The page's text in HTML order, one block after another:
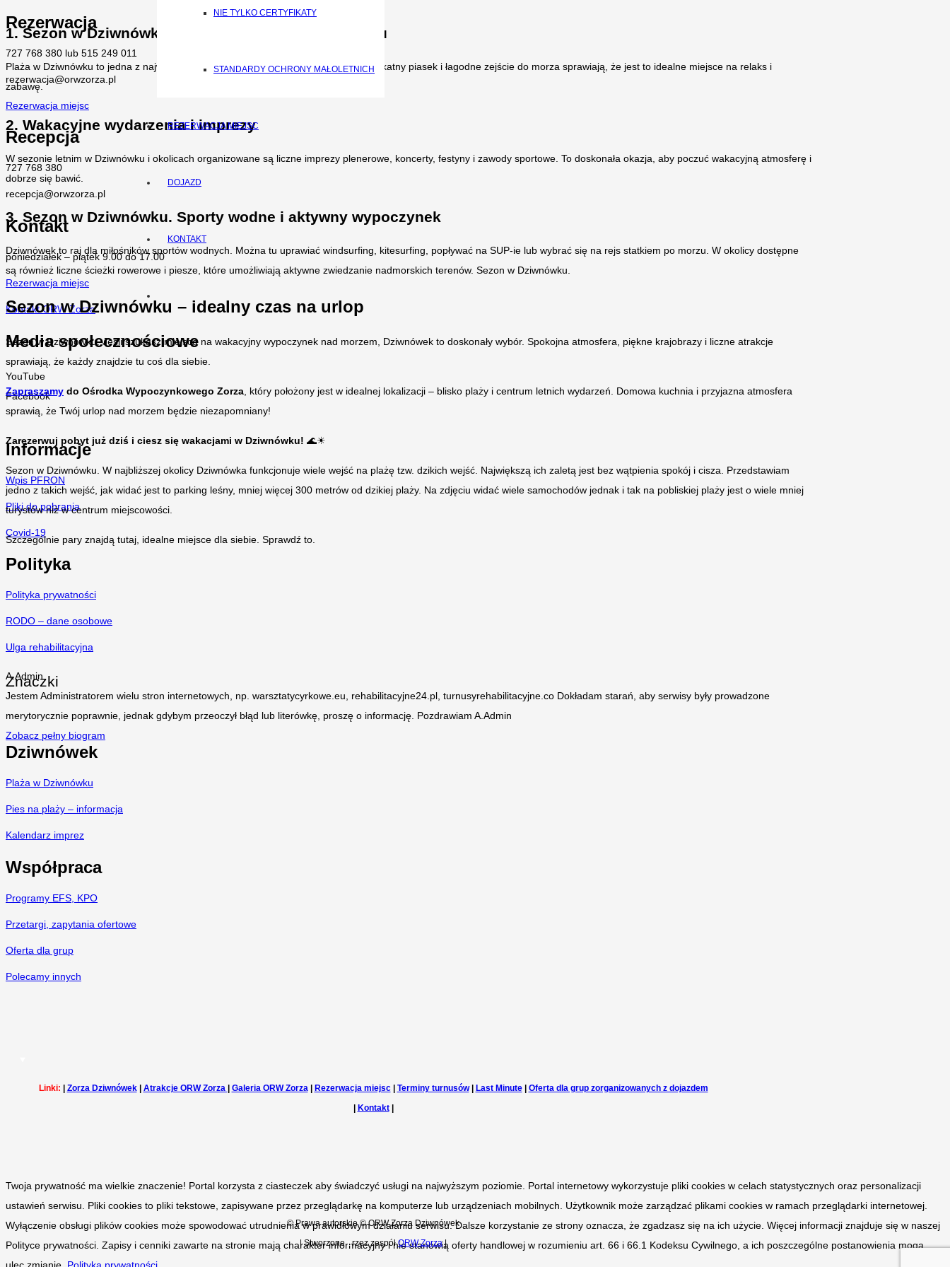
NIE TYLKO CERTYFIKATY
STANDARDY OCHRONY MAŁOLETNICH
REZERWACJA MIEJSC
DOJAZD
KONTAKT
1. Sezon w Dziwnówku. Plażowanie i kąpiele w morzu
Plaża w Dziwnówku to jedna z największych atrakcji miejscowości. Czysta woda, delikatny piasek i łagodne zejście do morza sprawiają, że jest to idealne miejsce na relaks i
zabawę.
2. Wakacyjne wydarzenia i imprezy
W sezonie letnim w Dziwnówku i okolicach organizowane są liczne imprezy plenerowe, koncerty, festyny i zawody sportowe. To doskonała okazja, aby poczuć wakacyjną atmosferę i
dobrze się bawić.
3. Sezon w Dziwnówku. Sporty wodne i aktywny wypoczynek
Dziwnówek to raj dla miłośników sportów wodnych. Można tu uprawiać windsurfing, kitesurfing, popływać na SUP-ie lub wybrać się na rejs statkiem po morzu. W okolicy dostępne
są również liczne ścieżki rowerowe i piesze, które umożliwiają aktywne zwiedzanie nadmorskich terenów. Sezon w Dziwnówku.
Sezon w Dziwnówku – idealny czas na urlop
Sezon w Dziwnówku. Jeśli szukasz miejsca na wakacyjny wypoczynek nad morzem, Dziwnówek to doskonały wybór. Spokojna atmosfera, piękne krajobrazy i liczne atrakcje
sprawiają, że każdy znajdzie tu coś dla siebie.
Zapraszamy do Ośrodka Wypoczynkowego Zorza , który położony jest w idealnej lokalizacji – blisko plaży i centrum letnich wydarzeń. Domowa kuchnia i przyjazna atmosfera
sprawią, że Twój urlop nad morzem będzie niezapomniany!
Zarezerwuj pobyt już dziś i ciesz się wakacjami w Dziwnówku! 🌊☀
Sezon w Dziwnówku. W najbliższej okolicy Dziwnówka funkcjonuje wiele wejść na plażę tzw. dzikich wejść. Największą ich zaletą jest bez wątpienia spokój i cisza. Przedstawiam
jedno z takich wejść, jak widać jest to parking leśny, mniej więcej 300 metrów od dzikiej plaży. Na zdjęciu widać wiele samochodów jednak i tak na pobliskiej plaży jest o wiele mniej
turystów niż w centrum miejscowości.
Szczególnie pary znajdą tutaj, idealne miejsce dla siebie. Sprawdź to.
A.Admin
Jestem Administratorem wielu stron internetowych, np. warsztatycyrkowe.eu, rehabilitacyjne24.pl, turnusyrehabilitacyjne.co Dokładam starań, aby serwisy były prowadzone
merytorycznie poprawnie, jednak gdybym przeoczył błąd lub literówkę, proszę o informację. Pozdrawiam A.Admin
Zobacz pełny biogram
Rezerwacja
727 768 380 lub 515 249 011
rezerwacja@orwzorza.pl
Rezerwacja miejsc
Recepcja
727 768 380
recepcja@orwzorza.pl
Kontakt
poniedziałek – piątek 9.00 do 17.00
Rezerwacja miejsc
Kontakt ORW Zorza
Media społecznościowe
YouTube
Facebook
Informacje
Wpis PFRON
Pliki do pobrania
Covid-19
Polityka
Polityka prywatności
RODO – dane osobowe
Ulga rehabilitacyjna
Znaczki
Dziwnówek
Plaża w Dziwnówku
Pies na plaży – informacja
Kalendarz imprez
Współpraca
Programy EFS, KPO
Przetargi, zapytania ofertowe
Oferta dla grup
Polecamy innych
Linki: Zorza Dziwnówek Atrakcje ORW Zorza Galeria ORW Zorza Rezerwacja miejsc Terminy turnusów Last Minute
Oferta dla grup zorganizowanych z dojazdem
Kontakt
© Prawa autorskie © ORW Zorza Dziwnówek
| Stworzoneprzez zespół ORW Zorza |
Twoja prywatność ma wielkie znaczenie! Portal korzysta z ciasteczek aby świadczyć usługi na najwyższym poziomie. Portal internetowy wykorzystuje pliki cookies w celach statystycznych oraz personalizacji
ustawień serwisu. Pliki cookies to pliki tekstowe, zapisywane przez przeglądarkę na komputerze lub urządzeniach mobilnych. Użytkownik może zarządzać plikami cookies w ramach przeglądarki internetowej.
Wyłączenie obsługi plików cookies może spowodować utrudnienia w prawidłowym działaniu serwisu. Dalsze korzystanie ze strony oznacza, że zgadzasz się na ich użycie. Więcej informacji znajduje się w naszej
Polityce prywatności. Zapisy i cenniki zawarte na stronie mają charakter informacyjny i nie stanowią oferty handlowej w rozumieniu art. 66 i 66.1 Kodeksu Cywilnego, a ich poszczególne postanowienia mogą
ulec zmianie. Polityka prywatności